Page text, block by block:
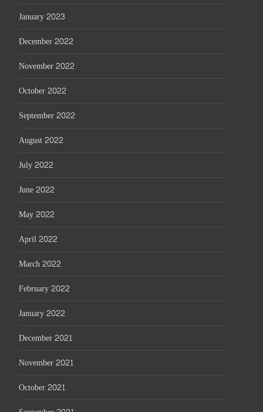
January 2023
December 2022
November 2022
October 2022
September 2022
August 2022
July 2022
June 2022
May 2022
April 2022
March 2022
February 2022
January 2022
December 2021
November 2021
October 2021